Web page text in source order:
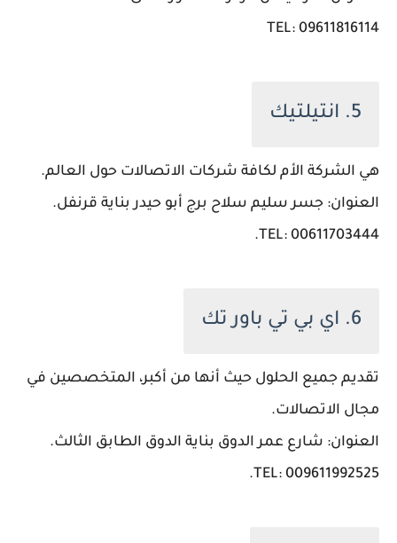
TEL: 09611816114
5. انتيلتيك
هي الشركة الأم لكافة شركات الاتصالات حول العالم.
العنوان: جسر سليم سلاح برج أبو حيدر بناية قرنفل.
TEL: 00611703444.
6. اي بي تي باور تك
تقديم جميع الحلول حيث أنها من أكبر، المتخصصين في
مجال الاتصالات.
العنوان: شارع عمر الدوق بناية الدوق الطابق الثالث.
TEL: 009611992525.